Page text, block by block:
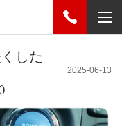
した
2025-06-13